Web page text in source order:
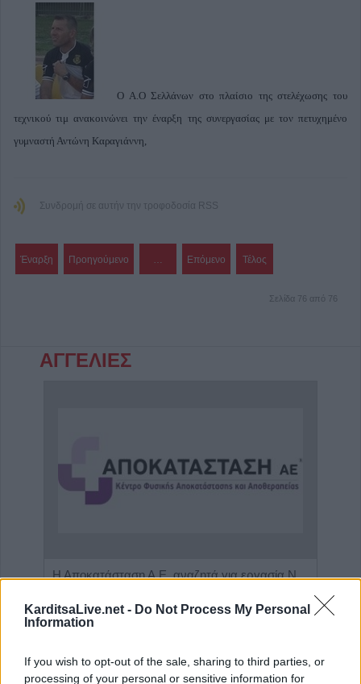
KarditsaLive.net - Do Not Process My Personal
Information
If you wish to opt-out of the sale, sharing to third parties, or
processing of your personal or sensitive information for
Ο Α.Ο Σελλάνων στο πλαίσιο της στελέχωσης του
τεχνικού τιμ ανακοινώνει την έναρξη της συνεργασίας με τον πετυχημένο
γυμναστή Αντώνη Καραγιάννη,
Συνδρομή σε αυτήν την τροφοδοσία RSS
Έναρξη Προηγούμενο … Επόμενο Τέλος
Σελίδα 76 από 76
ΑΓΓΕΛΙΕΣ
Πωλείται μονοκατοικία τριών επιπέδων στο καταπράσινο Πευκόφυτο Καρδίτσας Η Αποκατάσταση Α.Ε. αναζητά για εργασία Νοσηλευτές και Βοηθούς Νοσηλευτές
Πάρος: Νεκρό 4χρονο παιδί σε πισίνα beach